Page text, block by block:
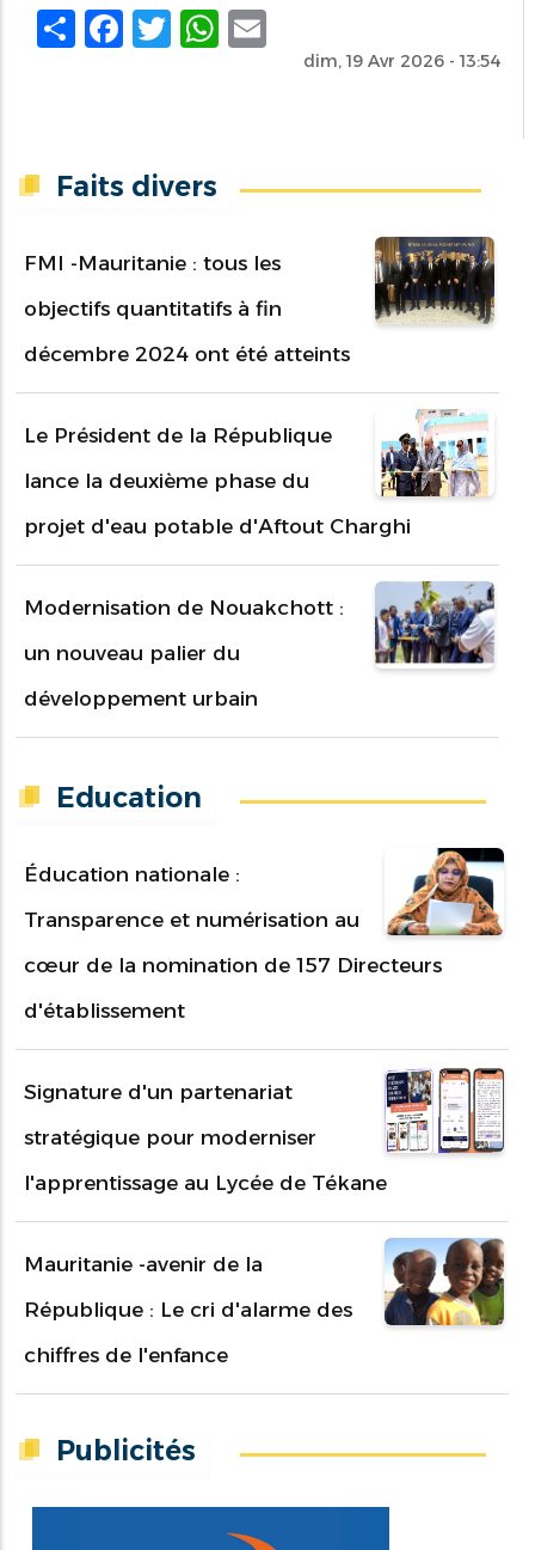
ShareFacebook
Twitter
WhatsApp
dim, 19 Avr 2026 - 13:54
Faits divers
FMI -Mauritanie : tous les
objectifs quantitatifs à fin
décembre 2024 ont été atteints
Le Président de la République
lance la deuxième phase du
projet d'eau potable d'Aftout Charghi
Modernisation de Nouakchott :
un nouveau palier du
développement urbain
Education
Éducation nationale :
Transparence et numérisation au
cœur de la nomination de 157 Directeurs
d'établissement
Signature d'un partenariat
stratégique pour moderniser
l'apprentissage au Lycée de Tékane
Mauritanie -avenir de la
République : Le cri d'alarme des
chiffres de l'enfance
Publicités